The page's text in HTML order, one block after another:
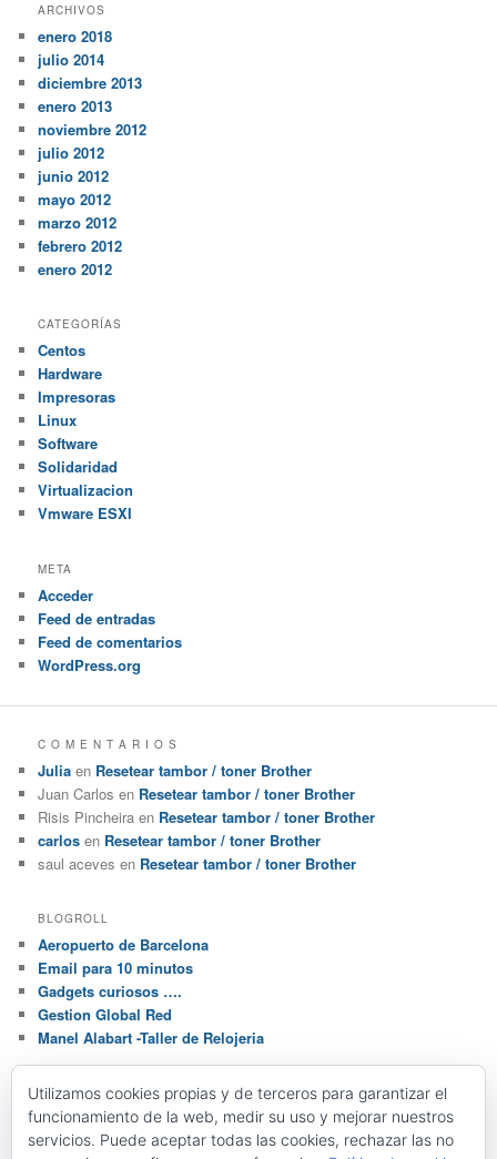
ARCHIVOS
enero 2018
julio 2014
diciembre 2013
enero 2013
noviembre 2012
julio 2012
junio 2012
mayo 2012
marzo 2012
febrero 2012
enero 2012
CATEGORÍAS
Centos
Hardware
Impresoras
Linux
Software
Solidaridad
Virtualizacion
Vmware ESXI
META
Acceder
Feed de entradas
Feed de comentarios
WordPress.org
C O M E N T A R I O S
Julia en Resetear tambor / toner Brother
Juan Carlos en Resetear tambor / toner Brother
Risis Pincheira en Resetear tambor / toner Brother
carlos en Resetear tambor / toner Brother
saul aceves en Resetear tambor / toner Brother
BLOGROLL
Aeropuerto de Barcelona
Email para 10 minutos
Gadgets curiosos ….
Gestion Global Red
Manel Alabart -Taller de Relojeria
E T I Q U E T A S
Centos Hardware Impresoras Linux
Utilizamos cookies propias y de terceros para garantizar el
funcionamiento de la web, medir su uso y mejorar nuestros
servicios. Puede aceptar todas las cookies, rechazar las no